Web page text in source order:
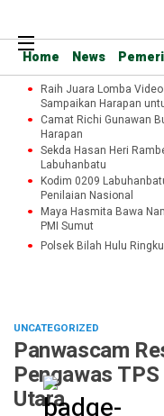
Home News
Raih Juara Lomba
Sampaikan Harapan
Camat Richi Gunawan
Harapan
Sekda Hasan Heri
Labuhanbatu
Kodim 0209
Penilaian Nasional
Maya Hasmita Bawa
PMI Sumut
Polsek Bilah Hulu
UNCATEGORIZED
Panwascam
Pengawas
Utara